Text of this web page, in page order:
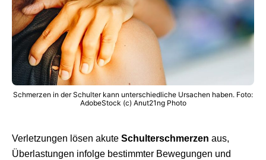
Schmerzen in der Schulter kann unterschiedliche Ursachen haben. Foto:
AdobeStock (c) Anut21ng Photo
Verletzungen lösen akute Schulterschmerzen aus,
Überlastungen infolge bestimmter Bewegungen und